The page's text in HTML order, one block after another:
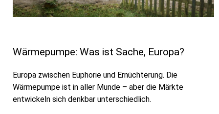
Wärmepumpe: Was ist Sache, Europa?
Europa zwischen Euphorie und Ernüchterung. Die
Wärmepumpe ist in aller Munde – aber die Märkte
entwickeln sich denkbar unterschiedlich.